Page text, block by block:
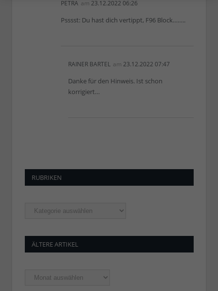
PETRA am 23.12.2022 06:26
Psssst: Du hast dich vertippt, F96 Block……..
RAINER BARTEL am 23.12.2022 07:47
Danke für den Hinweis. Ist schon
korrigiert…
RUBRIKEN
Rubriken
ÄLTERE ARTIKEL
Ältere
Artikel